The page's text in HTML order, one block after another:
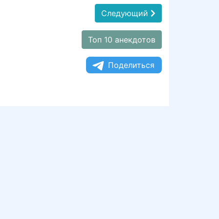
Следующий
Топ 10 анекдотов
Поделиться